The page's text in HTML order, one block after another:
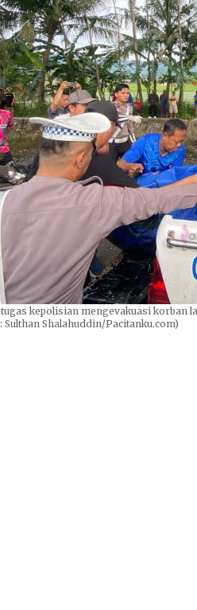
kepolisian mengevakuasi korban
Sulthan Shalahuddin/Pacitanku.com)